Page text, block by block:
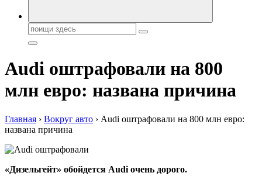
Поиск:
Audi оштрафовали на 800
млн евро: названа причина
Главная › Вокруг авто › Audi оштрафовали на 800 млн евро:
названа причина
«Дизельгейт» обойдется Audi очень дорого.